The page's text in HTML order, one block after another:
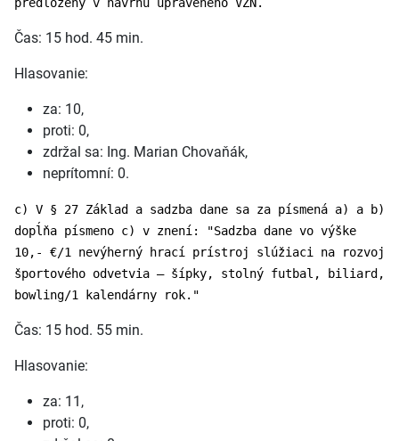
Čas: 15 hod. 45 min.
Hlasovanie:
za: 10,
proti: 0,
zdržal sa: Ing. Marian Chovaňák,
neprítomní: 0.
c) V § 27 Základ a sadzba dane sa za písmená a) a b)
dopĺňa písmeno c) v znení: "Sadzba dane vo výške
10,- €/1 nevýherný hrací prístroj slúžiaci na rozvoj
športového odvetvia – šípky, stolný futbal, biliard,
bowling/1 kalendárny rok."
Čas: 15 hod. 55 min.
Hlasovanie:
za: 11,
proti: 0,